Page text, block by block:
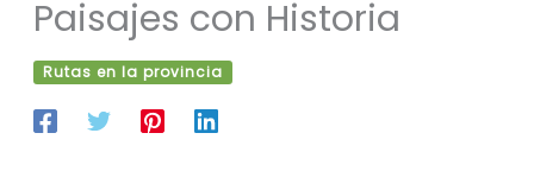
Paisajes con Historia
Rutas en la provincia